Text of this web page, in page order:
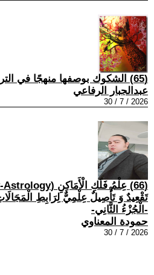
(65) الشكوك بوصفها منهجًا في التراث العلمي
عبدالجبار الرفاعي
2026 / 7 / 30
تَقْعِيدٌ وَ تَأْصِيلٌ عِلْمِيٌّ لِرَابِطِ
-الْجُزْءُ الثَّانِي-
حمودة المعناوي
2026 / 7 / 30